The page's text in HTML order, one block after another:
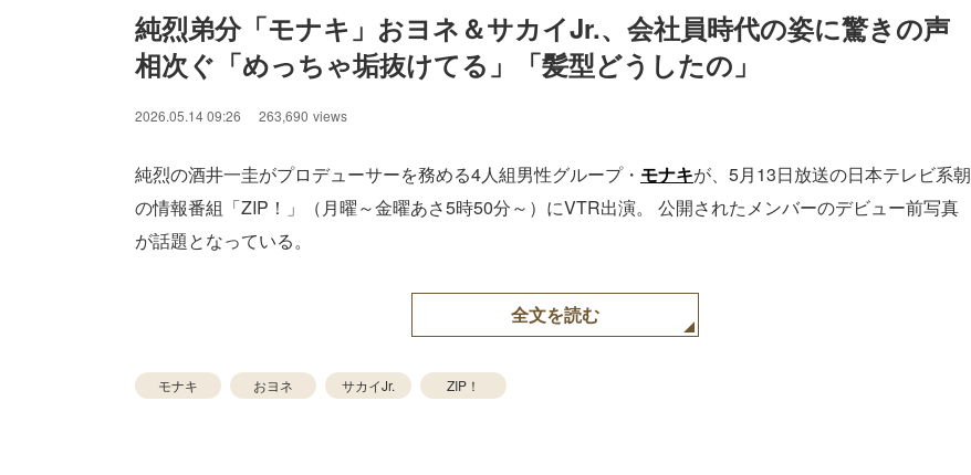
Unmute / Loaded:
52.23%
純烈弟分「モナキ」おヨネ＆サカイJr.、会社員時代の姿に驚きの声
相次ぐ「めっちゃ垢抜けてる」「髪型どうしたの」
2026.05.14 09:26 263,690 views
純烈の酒井一圭がプロデューサーを務める4人組男性グループ・ モナキが、5月13日放送の日本テレビ系朝
の情報番組「ZIP！」（月曜～金曜あさ5時50分～）にVTR出演。 公開されたメンバーのデビュー前写真
が話題となっている。
全文を読む
モナキ おヨネ サカイJr. ZIP！